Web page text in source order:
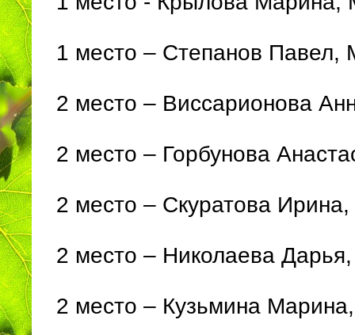
1 место – Степанов
2 место – Виссарионова
2 место – Горбунова
2 место – Скуратова
2 место – Николаева
2 место – Кузьмина